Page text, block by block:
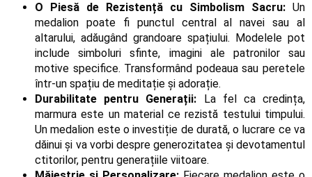
O Piesă de Rezistență cu Simbolism Sacru: Un
medalion poate fi punctul central al navei sau al
altarului, adăugând grandoare spațiului. Modelele pot
include simboluri sfinte, imagini ale patronilor sau
motive specifice. Transformând podeaua sau peretele
într-un spațiu de meditație și adorație.
Durabilitate pentru Generații: La fel ca credința,
marmura este un material ce rezistă testului timpului.
Un medalion este o investiție de durată, o lucrare ce va
dăinui și va vorbi despre generozitatea și devotamentul
ctitorilor, pentru generațiile viitoare.